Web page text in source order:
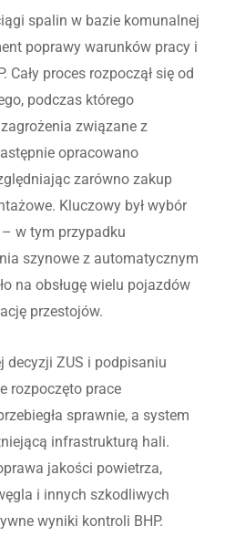
spalin w bazie komunalnej
poprawy warunków pracy i
Cały proces rozpoczął się od
podczas którego
związane z
opracowano
zarówno zakup
Kluczowy był wybór
w tym przypadku
szynowe z automatycznym
na obsługę wielu pojazdów
przestojów.
decyzji ZUS i podpisaniu
rozpoczęto prace
sprawnie, a system
infrastrukturą hali.
jakości powietrza,
i innych szkodliwych
wyniki kontroli BHP.